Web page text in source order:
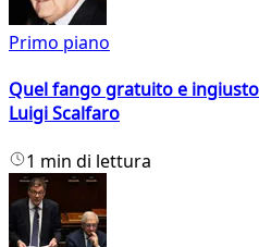
Primo piano
Quel fango gratuito e
Luigi Scalfaro
1 min di lettura